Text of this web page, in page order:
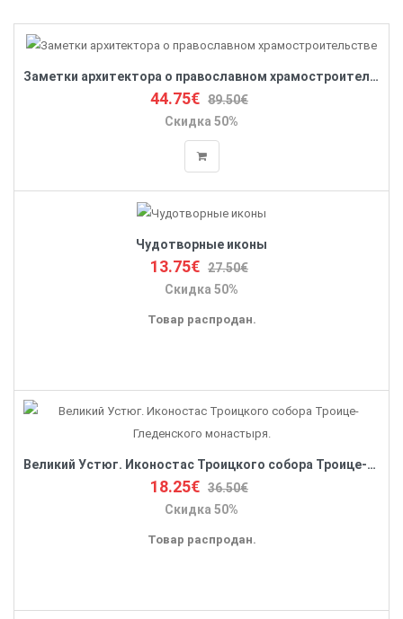
Заметки архитектора о православном храмостроительстве
44.75€ 89.50€
Скидка 50%
Чудотворные иконы
13.75€ 27.50€
Скидка 50%
Товар распродан.
Великий Устюг. Иконостас Троицкого собора Троице-Гледенского монастыря.
18.25€ 36.50€
Скидка 50%
Товар распродан.